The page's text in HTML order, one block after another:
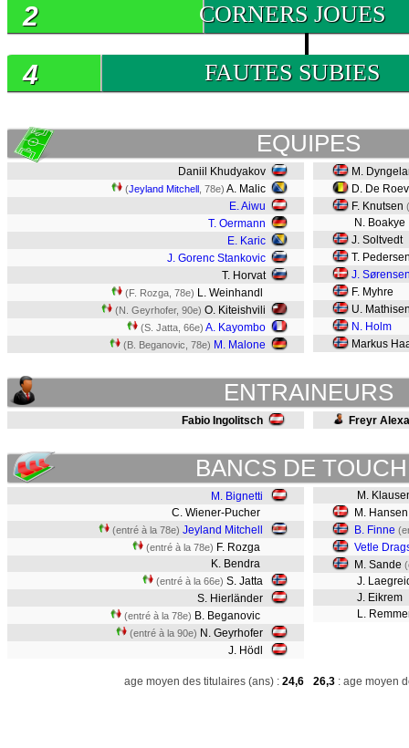
CORNERS JOUES
2
FAUTES SUBIES
4
EQUIPES
Daniil Khudyakov
(Jeyland Mitchell , 78e) A. Malic
E. Aiwu
T. Oermann
E. Karic
J. Gorenc Stankovic
T. Horvat
(F. Rozga, 78e) L. Weinhandl
(N. Geyrhofer, 90e) O. Kiteishvili
(S. Jatta, 66e) A. Kayombo
(B. Beganovic, 78e) M. Malone
M.
D. De
F. Knutsen (
N. Boakye
J. Soltvedt
T.
J.
F. Myhre
U.
N. Holm
Markus
ENTRAINEURS
Fabio Ingolitsch Freyr
BANCS DE
M. Bignetti
C. Wiener-Pucher
(entré à la 78e) Jeyland Mitchell
(entré à la 78e) F. Rozga
K. Bendra
(entré à la 66e) S. Jatta
S. Hierländer
(entré à la 78e) B. Beganovic
(entré à la 90e) N. Geyrhofer
J. Hödl
M.
M. Hansen
B. Finne
Vetle
M. Sande
J.
J. Eikrem
L.
age moyen des titulaires (ans) : 24,6 26,3 : age moyen